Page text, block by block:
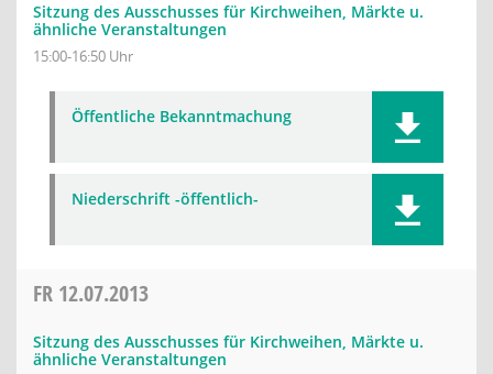
Sitzung des Ausschusses für Kirchweihen, Märkte u.
ähnliche Veranstaltungen
15:00-16:50 Uhr
Öffentliche Bekanntmachung
Niederschrift -öffentlich-
FR 12.07.2013
Sitzung des Ausschusses für Kirchweihen, Märkte u.
ähnliche Veranstaltungen